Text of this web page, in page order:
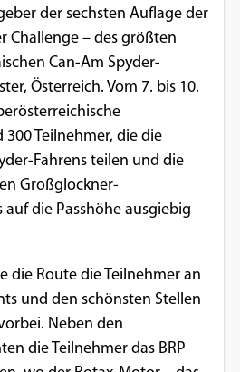
der sechsten Auflage der
Challenge – des größten
Can-Am Spyder-
Österreich. Vom 7. bis 10.
Teilnehmer, die die
Fahrens teilen und die
Großglockner-
die Passhöhe ausgiebig
die Route die Teilnehmer an
und den schönsten Stellen
Neben den
die Teilnehmer das BRP
Cookie
speichert die ausgewählten
Optionen des Benutzers